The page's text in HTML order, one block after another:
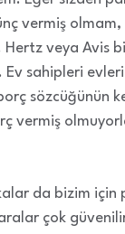
vermiş olmam,
Hertz veya Avis
Ev sahipleri
sözcüğünün
vermiş
da bizim
çok